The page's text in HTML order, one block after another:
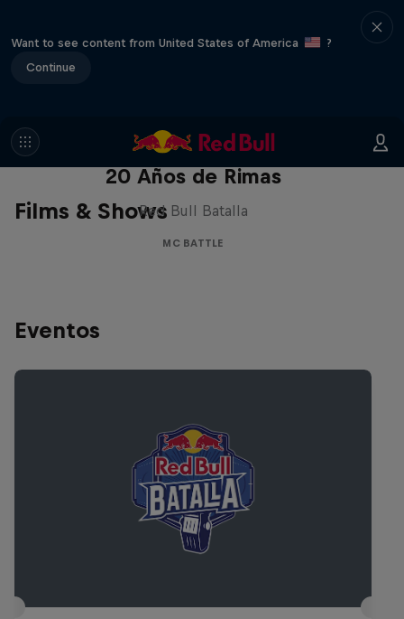
Want to see content from United States of America
?
Continue
Films & Shows
Red Bull Batalla Nueva Historia:
20 Años de Rimas
Red Bull Batalla
MC BATTLE
Eventos